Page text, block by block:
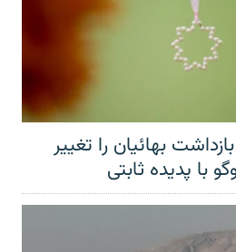
بهائیان را تغییر
با پدیده ثابتی